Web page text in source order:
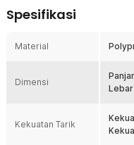
dasar dan material agregat.
terjaga. Selain itu,
pada area dengan kondisi
Kekuatan Tarik Tinggi 80/
Geotextile woven memiliki
tinggi secara efektif.
mendistribusikan tekanan
Spesifikasi
Material
Dimensi
Lebar
Kekuatan Tarik